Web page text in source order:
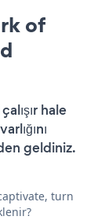
of
hale
geldiniz.
turn